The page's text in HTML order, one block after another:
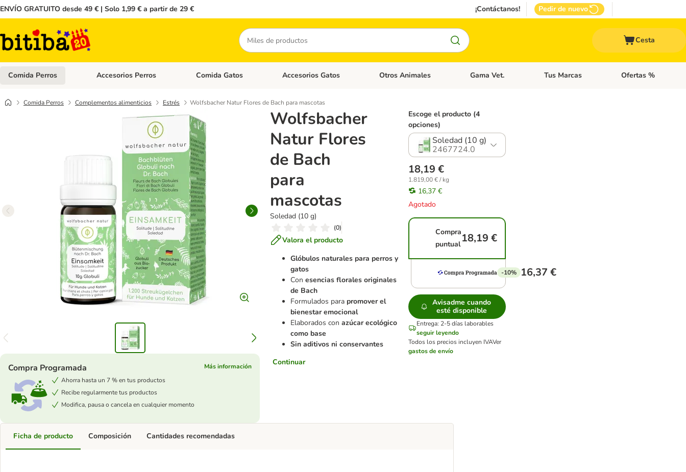
ENVÍO GRATUITO desde 49 € | Solo 1,99 € a partir de 29 € ¡Contáctanos! Pedir de nuevo
Buscar
Cesta
Comida Perros Menú de categoria abierto: Comida Perros
Accesorios Perros Menú de categoria abierto: Accesorios Perros
Comida Gatos Menú de categoria abierto: Comida Gatos
Accesorios Gatos Menú de categoria abierto: Accesorios Gatos
Otros Animales Menú de categoria abierto: Otros Animales
Gama Vet. Menú de categoria abierto: Gama Vet.
Tus Marcas Menú de categoria
Ofertas %
Comida Perros Complementos alimenticios Estrés Wolfsbacher Natur Flores de Bach para mascotas
Wolfsbacher
Natur Flores
de Bach
para
mascotas
Soledad (10 g)
(0)
Valora el producto
Glóbulos naturales para perros y
gatos
Conesencias florales originales
de Bach
Formulados para promover el
bienestar emocional
Elaborados conazúcar ecológico
como base
Sin aditivos ni conservantes
Continuar
Compra Programada
Más información
Ahorra hasta un 7 % en tus productos
Recibe regularmente tus productos
Modifica, pausa o cancela en cualquier momento
Escoge el producto (4
opciones)
Soledad (10 g)
2467724.0
18,19 €
1.819,00 € / kg
16,37 €
Agotado
Compra
puntual 18,19 €
-10% 16,37 €
Avisadme cuando
esté disponible
Entrega: 2-5 días laborables
seguir leyendo
Todos los precios incluyen IVAVer
gastos de envío
Ficha de producto Composición Cantidades recomendadas